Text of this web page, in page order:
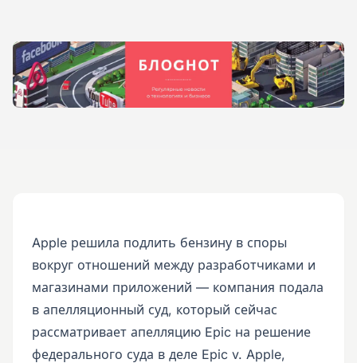
Apple решила подлить бензину в споры
вокруг отношений между разработчиками и
магазинами приложений — компания подала
в апелляционный суд, который сейчас
рассматривает апелляцию Epic на решение
федерального суда в деле Epic v. Apple,